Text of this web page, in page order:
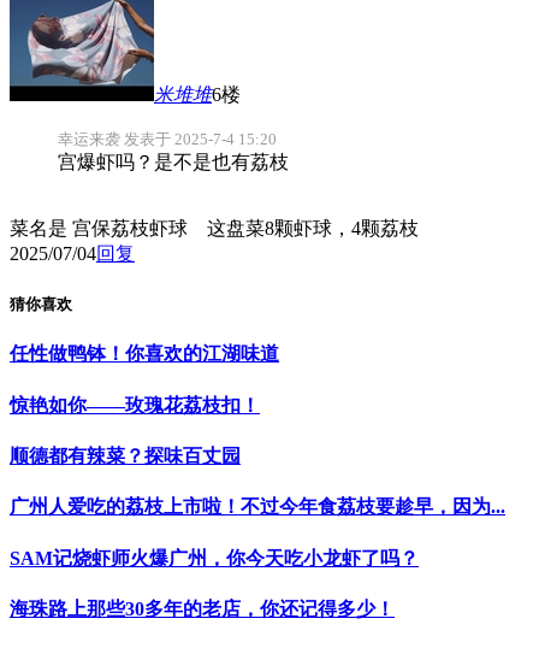
米堆堆6楼
幸运来袭 发表于 2025-7-4 15:20
宫爆虾吗？是不是也有荔枝
菜名是 宫保荔枝虾球 这盘菜8颗虾球，4颗荔枝
2025/07/04回复
猜你喜欢
任性做鸭钵！你喜欢的江湖味道
惊艳如你——玫瑰花荔枝扣！
顺德都有辣菜？探味百丈园
广州人爱吃的荔枝上市啦！不过今年食荔枝要趁早，因为...
SAM记烧虾师火爆广州，你今天吃小龙虾了吗？
海珠路上那些30多年的老店，你还记得多少！